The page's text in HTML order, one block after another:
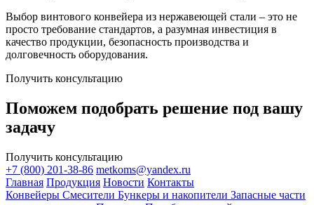
Выбор винтового конвейера из нержавеющей стали – это не
просто требование стандартов, а разумная инвестиция в
качество продукции, безопасность производства и
долговечность оборудования.
Получить консультацию
Поможем подобрать решение под вашу
задачу
Получить консультацию
+7 (800) 201-38-86 metkoms@yandex.ru
Главная Продукция Новости Контакты
Конвейеры Смесители Бункеры и накопители Запасные части